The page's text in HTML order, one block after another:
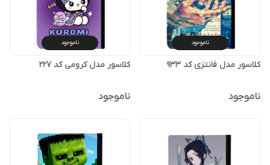
ناموجود
کلاسور مدل فانتزی کد 933
ناموجود
ناموجود
کلاسور مدل کرومی کد 227
ناموجود